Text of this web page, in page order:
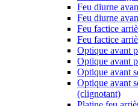
Feu diurne
Feu diurne
Feu factice
Feu factice
Optique avant
Optique avant
Optique avant
Optique avant
(clignotant)